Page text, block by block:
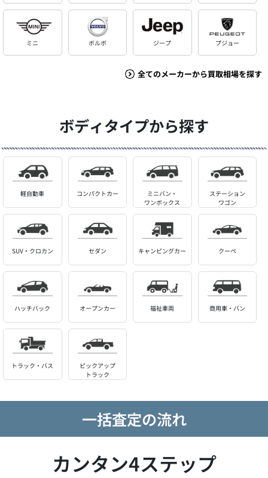
ミニ ボルボ ジープ プジョー
全てのメーカーから買取相場を探す
ボディタイプから探す
軽自動車 コンパクトカー
ミニバン・
ワンボックス
ステーション
ワゴン
SUV・クロカン セダン キャンピングカー クーペ
ハッチバック オープンカー 福祉車両 商用車・バン
トラック・バス
ピックアップ
トラック
一括査定の流れ
カンタン4ステップ